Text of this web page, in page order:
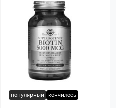
популярный кончилось